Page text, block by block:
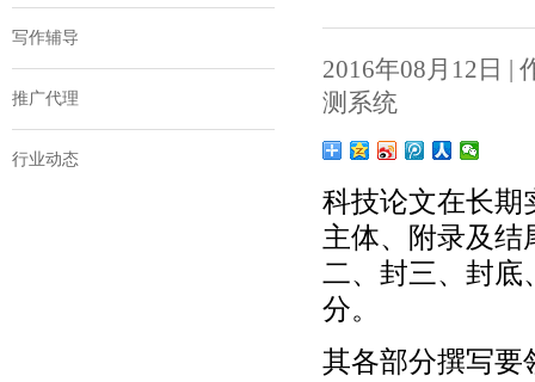
写作辅导
推广代理
行业动态
2016年08月12日 |
测系统
科技论文在长期
主体、附录及结
二、封三、封底
分。
其各部分撰写要